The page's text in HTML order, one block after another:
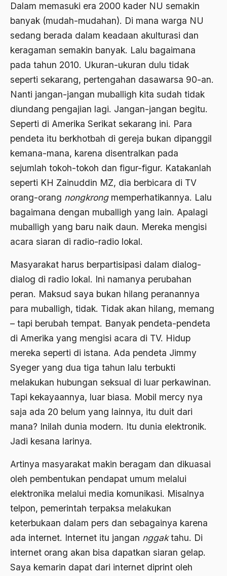
Dalam memasuki era 2000 kader NU semakin
banyak (mudah-mudahan). Di mana warga NU
sedang berada dalam keadaan akulturasi dan
keragaman semakin banyak. Lalu bagaimana
pada tahun 2010. Ukuran-ukuran dulu tidak
seperti sekarang, pertengahan dasawarsa 90-an.
Nanti jangan-jangan muballigh kita sudah tidak
diundang pengajian lagi. Jangan-jangan begitu.
Seperti di Amerika Serikat sekarang ini. Para
pendeta itu berkhotbah di gereja bukan dipanggil
kemana-mana, karena disentralkan pada
sejumlah tokoh-tokoh dan figur-figur. Katakanlah
seperti KH Zainuddin MZ, dia berbicara di TV
orang-orang nongkrongmemperhatikannya. Lalu
bagaimana dengan muballigh yang lain. Apalagi
muballigh yang baru naik daun. Mereka mengisi
acara siaran di radio-radio lokal.
Masyarakat harus berpartisipasi dalam dialog-
dialog di radio lokal. Ini namanya perubahan
peran. Maksud saya bukan hilang peranannya
para muballigh, tidak. Tidak akan hilang, memang
– tapi berubah tempat. Banyak pendeta-pendeta
di Amerika yang mengisi acara di TV. Hidup
mereka seperti di istana. Ada pendeta Jimmy
Syeger yang dua tiga tahun lalu terbukti
melakukan hubungan seksual di luar perkawinan.
Tapi kekayaannya, luar biasa. Mobil mercy nya
saja ada 20 belum yang lainnya, itu duit dari
mana? Inilah dunia modern. Itu dunia elektronik.
Jadi kesana larinya.
Artinya masyarakat makin beragam dan dikuasai
oleh pembentukan pendapat umum melalui
elektronika melalui media komunikasi. Misalnya
telpon, pemerintah terpaksa melakukan
keterbukaan dalam pers dan sebagainya karena
ada internet. Internet itu jangan nggaktahu. Di
internet orang akan bisa dapatkan siaran gelap.
Saya kemarin dapat dari internet diprint oleh
Australia
Austro Melanesia
Ayat Al-Quran
Ayatullah Zanjani
bacaan mulia
Badan Usaha
Baha'i
baharuddin Aritonang
Bahasa Indonesia
Bahasa Internasional
Bahasa melayu
Bahasa Nasional
Bahsul Masail
bali
Bambang Pranomo
Bangladesh
bangsa
bangsa arab
Bangsa Berdaulat
Bangsa dan Negara
Bangsa Jawa
Bangsa Sunda
Bangsa Tenggang Rasa
Bangsawan
Bani Sadr
Banjar